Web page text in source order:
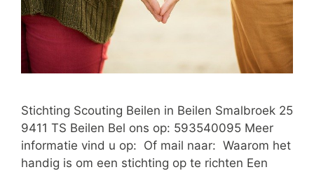
Stichting Scouting Beilen in Beilen Smalbroek 25
9411 TS Beilen Bel ons op: 593540095 Meer
informatie vind u op: Of mail naar: Waarom het
handig is om een stichting op te richten Een